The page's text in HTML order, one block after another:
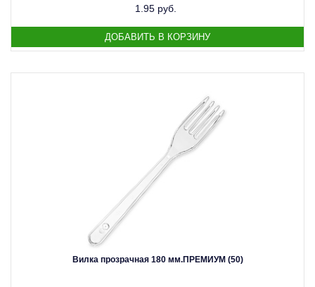
1.95 руб.
Вилка прозрачная 180 мм.ПРЕМИУМ (50)